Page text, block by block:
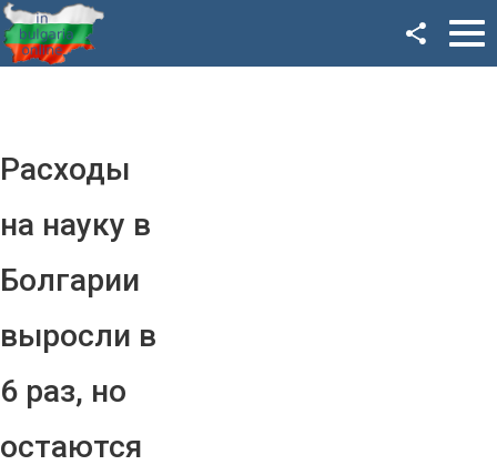
Расходы
на науку в
Болгарии
выросли в
6 раз, но
остаются